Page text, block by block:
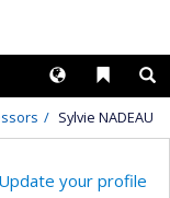
Liens
Langues
Sylvie NADEAU
Update your profile